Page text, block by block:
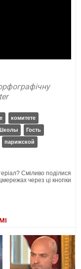
комитете
Гость
парижской
Сміливо поділися
через ці кнопки